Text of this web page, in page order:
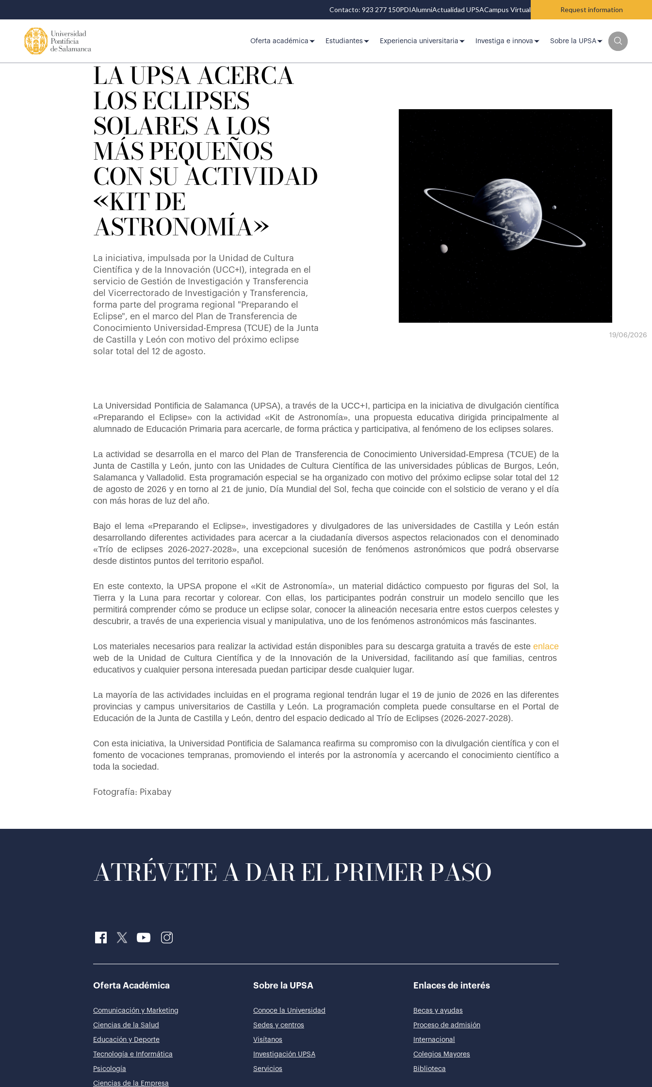
Contacto: 923 277 150PDIAlumniActualidad UPSACampus Virtual Request information
Oferta académica Estudiantes Experiencia universitaria Investiga e innova Sobre la UPSA
LA UPSA ACERCA
LOS ECLIPSES
SOLARES A LOS
MÁS PEQUEÑOS
CON SU ACTIVIDAD
«KIT DE
ASTRONOMÍA»
La iniciativa, impulsada por la Unidad de Cultura
Científica y de la Innovación (UCC+I), integrada en el
servicio de Gestión de Investigación y Transferencia
del Vicerrectorado de Investigación y Transferencia,
forma parte del programa regional "Preparando el
Eclipse", en el marco del Plan de Transferencia de
Conocimiento Universidad-Empresa (TCUE) de la Junta
de Castilla y León con motivo del próximo eclipse
solar total del 12 de agosto.
19/06/2026
La Universidad Pontificia de Salamanca (UPSA), a través de la UCC+I, participa en la iniciativa de divulgación científica
«Preparando el Eclipse» con la actividad «Kit de Astronomía», una propuesta educativa dirigida principalmente al
alumnado de Educación Primaria para acercarle, de forma práctica y participativa, al fenómeno de los eclipses solares.
La actividad se desarrolla en el marco del Plan de Transferencia de Conocimiento Universidad-Empresa (TCUE) de la
Junta de Castilla y León, junto con las Unidades de Cultura Científica de las universidades públicas de Burgos, León,
Salamanca y Valladolid. Esta programación especial se ha organizado con motivo del próximo eclipse solar total del 12
de agosto de 2026 y en torno al 21 de junio, Día Mundial del Sol, fecha que coincide con el solsticio de verano y el día
con más horas de luz del año.
Bajo el lema «Preparando el Eclipse», investigadores y divulgadores de las universidades de Castilla y León están
desarrollando diferentes actividades para acercar a la ciudadanía diversos aspectos relacionados con el denominado
«Trío de eclipses 2026-2027-2028», una excepcional sucesión de fenómenos astronómicos que podrá observarse
desde distintos puntos del territorio español.
En este contexto, la UPSA propone el «Kit de Astronomía», un material didáctico compuesto por figuras del Sol, la
Tierra y la Luna para recortar y colorear. Con ellas, los participantes podrán construir un modelo sencillo que les
permitirá comprender cómo se produce un eclipse solar, conocer la alineación necesaria entre estos cuerpos celestes y
descubrir, a través de una experiencia visual y manipulativa, uno de los fenómenos astronómicos más fascinantes.
Los materiales necesarios para realizar la actividad están disponibles para su descarga gratuita a través de este enlace
web de la Unidad de Cultura Científica y de la Innovación de la Universidad, facilitando así que familias, centros
educativos y cualquier persona interesada puedan participar desde cualquier lugar.
La mayoría de las actividades incluidas en el programa regional tendrán lugar el 19 de junio de 2026 en las diferentes
provincias y campus universitarios de Castilla y León. La programación completa puede consultarse en el Portal de
Educación de la Junta de Castilla y León, dentro del espacio dedicado al Trío de Eclipses (2026-2027-2028).
Con esta iniciativa, la Universidad Pontificia de Salamanca reafirma su compromiso con la divulgación científica y con el
fomento de vocaciones tempranas, promoviendo el interés por la astronomía y acercando el conocimiento científico a
toda la sociedad.
Fotografía: Pixabay
ATRÉVETE A DAR EL PRIMER PASO
Oferta Académica
Comunicación y Marketing
Ciencias de la Salud
Educación y Deporte
Tecnología e Informática
Psicología
Ciencias de la Empresa
Sobre la UPSA
Conoce la Universidad
Sedes y centros
Visítanos
Investigación UPSA
Servicios
Enlaces de interés
Becas y ayudas
Proceso de admisión
Internacional
Colegios Mayores
Biblioteca